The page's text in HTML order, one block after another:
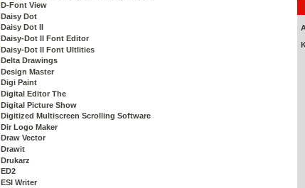
D-Font View
Daisy Dot
Daisy Dot II
Daisy-Dot II Font Editor
Daisy-Dot II Font Ultlities
Delta Drawings
Design Master
Digi Paint
Digital Editor The
Digital Picture Show
Digitized Multiscreen Scrolling Software
Dir Logo Maker
Draw Vector
Drawit
Drukarz
ED2
ESI Writer